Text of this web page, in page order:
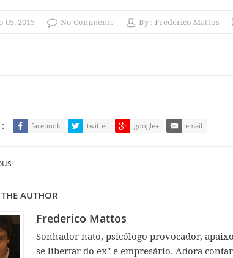
05, 2015 No Comments By : Frederico Mattos
facebook twitter google+ email
AUTHOR
Frederico Mattos
Sonhador nato, psicólogo provocador,
se libertar do ex" e empresário. Adora